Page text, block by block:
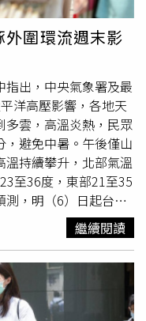
表示，明天受白海豚
，東北部也有零星降
花東地區則維持多雲
北部地區及中部山區
山區不排除出現豪雨
山區也有局部短暫陣
著白海豚遠離，下週
雨勢趨緩，但西半部
；下週二至下週四，
餘地區則以多雲到晴為
象署提醒，今天起至
半島沿海都有長浪發生
出現長浪，呼籲民眾避
意最新天氣資訊及警報
略降，東半部因背風
圖／中央氣象署）
颱「鯨魚」在呂宋島
熱帶低壓。第15號輕
海面前進，三颱並無
時）歐洲
起各別模擬路徑，因
西進的趨勢有差異，
大陸再迴轉（1），則
迴轉（2），則影響輕
表示今（6）日臺灣附
部短暫雨、午後中南
分平地；各地天氣仍
白海豚」環流通過北部
明日北部及中南部將轉
週日雨勢有加大的機
端高溫出現的機率，
擬顯示，下週一至週三
，迎風面西南部有
圍環流週末影
出，中央氣象署及最
洋高壓影響，各地天
雲，高溫炎熱，民眾
避免中暑。午後僅山
持續攀升，北部氣溫
至36度，東部21至35
，明（6）日起台灣
北部地區有局部短暫降
陣雨發生的可能，部分
至下週日（7日至9
及中南部降雨機率提
週日雨勢有增強趨
沿海及空曠地區應留意
繼續閱讀